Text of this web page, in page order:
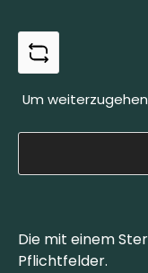
Um
Die mit einem
Pflichtfelder.